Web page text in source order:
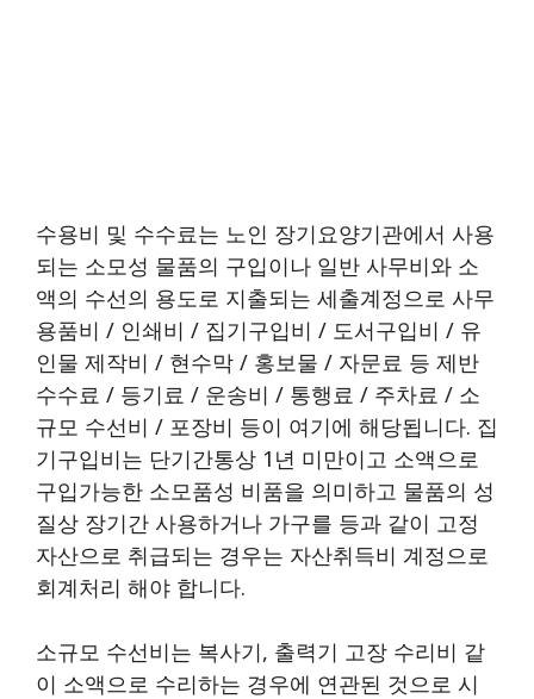
수용비 및 수수료는 노인 장기요양기관에서 사용
되는 소모성 물품의 구입이나 일반 사무비와 소
액의 수선의 용도로 지출되는 세출계정으로 사무
용품비 / 인쇄비 / 집기구입비 / 도서구입비 / 유
인물 제작비 / 현수막 / 홍보물 / 자문료 등 제반
수수료 / 등기료 / 운송비 / 통행료 / 주차료 / 소
규모 수선비 / 포장비 등이 여기에 해당됩니다. 집
기구입비는 단기간통상 1년 미만이고 소액으로
구입가능한 소모품성 비품을 의미하고 물품의 성
질상 장기간 사용하거나 가구를 등과 같이 고정
자산으로 취급되는 경우는 자산취득비 계정으로
회계처리 해야 합니다.
소규모 수선비는 복사기, 출력기 고장 수리비 같
이 소액으로 수리하는 경우에 연관된 것으로 시